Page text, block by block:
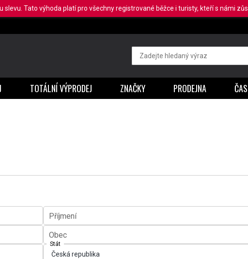
TOTÁLNÍ VÝPRODEJ ZNAČKY PRODEJNA
Příjmení
Obec
Stát
Tato výhoda platí pro všechny registrované běžce i turisty, kteří s námi